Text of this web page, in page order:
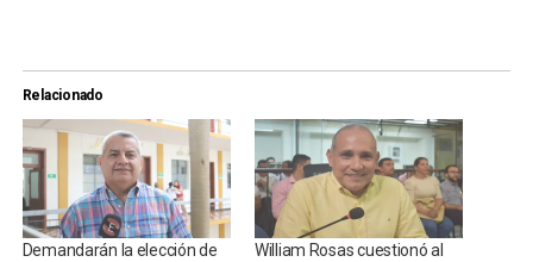
Relacionado
Demandarán la elección de
William Rosas cuestionó al